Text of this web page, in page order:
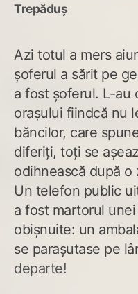
Trepăduș
Azi totul a mers
șoferul a sărit pe
a fost șoferul. L-au
orașului fiindcă nu
băncilor, care
diferiți, toți se
odihnească după o
Un telefon public
a fost martorul
obișnuite: un
se parașutase pe
departe!